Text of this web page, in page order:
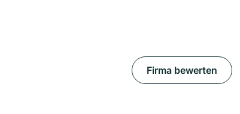
Firma bewerten